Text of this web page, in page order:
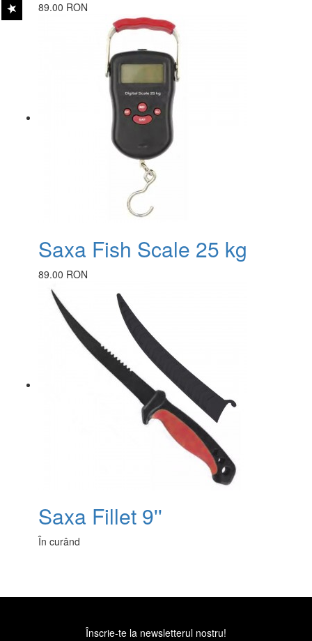
89.00 RON
Saxa Fish Scale 25 kg
89.00 RON
Saxa Fillet 9''
În curând
Înscrie-te la newsletterul nostru!